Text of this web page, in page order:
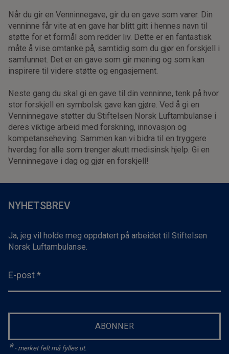
Når du gir en Venninnegave, gir du en gave som varer. Din
venninne får vite at en gave har blitt gitt i hennes navn til
støtte for et formål som redder liv. Dette er en fantastisk
måte å vise omtanke på, samtidig som du gjør en forskjell i
samfunnet. Det er en gave som gir mening og som kan
inspirere til videre støtte og engasjement.
Neste gang du skal gi en gave til din venninne, tenk på hvor
stor forskjell en symbolsk gave kan gjøre. Ved å gi en
Venninnegave støtter du Stiftelsen Norsk Luftambulanse i
deres viktige arbeid med forskning, innovasjon og
kompetanseheving. Sammen kan vi bidra til en tryggere
hverdag for alle som trenger akutt medisinsk hjelp. Gi en
Venninnegave i dag og gjør en forskjell!
NYHETSBREV
Ja, jeg vil holde meg oppdatert på arbeidet til Stiftelsen
Norsk Luftambulanse.
E-post *
ABONNER
*- merket felt må fylles ut.